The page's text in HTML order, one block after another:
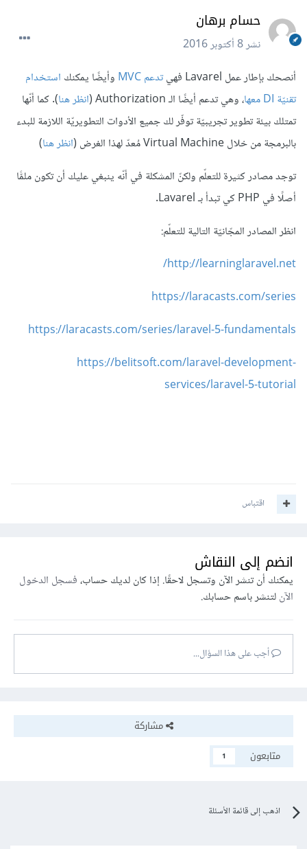
حسام برهان
نشر8 أكتوبر 2016
أنصحك بإطار عمل Lavarel فهي
تدعم MVC وأيضًا يمكنك استخدام
تقنيّة DI معها
، وهي تدعم أيضًا الـ Authorization ( انظر هنا). كما أنّها
تمتلك بيئة تطوير تجريبيّة توفّر لك جميع الأدوات التطويريّة اللازمة للبدء
بالبرمجة من خلال Virtual Machine مُعدّ لهذا الغرض (
انظر هنا)
توجد مصادر كثيرة للتعلّم ولكنّ المشكلة في أنّه ينبغي عليك أن تكون ملمًّا
أصلًا في PHP كي تبدأ بـ Lavarel.
انظر المصادر المجّانيّة التالية للتعلّم:
http://learninglaravel.net/
https://laracasts.com/series
https://laracasts.com/series/laravel-5-fundamentals
https://belitsoft.com/laravel-development-
services/laravel-5-tutorial
اقتباس
انضم إلى النقاش
يمكنك أن تنشر الآن وتسجل لاحقًا. إذا كان لديك حساب،فسجل الدخول
الآنلتنشر باسم حسابك.
أجب على هذا السؤال...
مشاركة
متابعون
1
اذهب إلى قائمة الأسئلة